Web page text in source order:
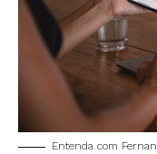
Entenda com